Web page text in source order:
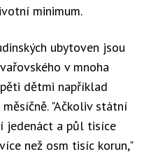
minimum.
ubytoven jsou
v mnoha
dětmi například
"Ačkoliv státní
jedenáct a půl tisíce
než osm tisíc korun,"